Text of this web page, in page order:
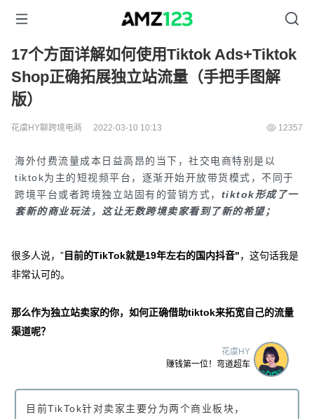
17个方面详解如何使用Tiktok Ads+Tiktok
Shop正确拓展独立站流量（手把手图解
版）
花虞HY聊跨境电商 2022-03-10 10:13 12357
海外付费流量成本日益高昂的当下，社交电商特别是以
tiktok为主的短视频平台，逐渐开始开放带货模式，不同于
跨境平台或者跨境独立站固有的营销方式， tiktok形成了一
套新的商业玩法，这让无数跨境卖家看到了新的希望；
很多人说，”目前的TikTok就是19年左右的国内抖音"，这句话我是
非常认可的。
那么作为独立站卖家的你，如何正确借助tiktok来拓宽自己的流量
渠道呢？
花虞HY
赚钱第一位！弯道超车
目前TikTok针对卖家主要分为两个商业板块，